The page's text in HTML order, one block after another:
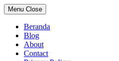
Skip
to
content
Menu Close
Beranda
Blog
About
Contact